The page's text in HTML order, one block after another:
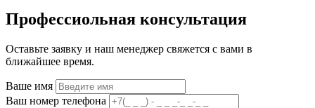
Профессиольная консультация
Оставьте заявку и наш менеджер свяжется с вами в
ближайшее время.
Ваше имя
Ваш номер телефона